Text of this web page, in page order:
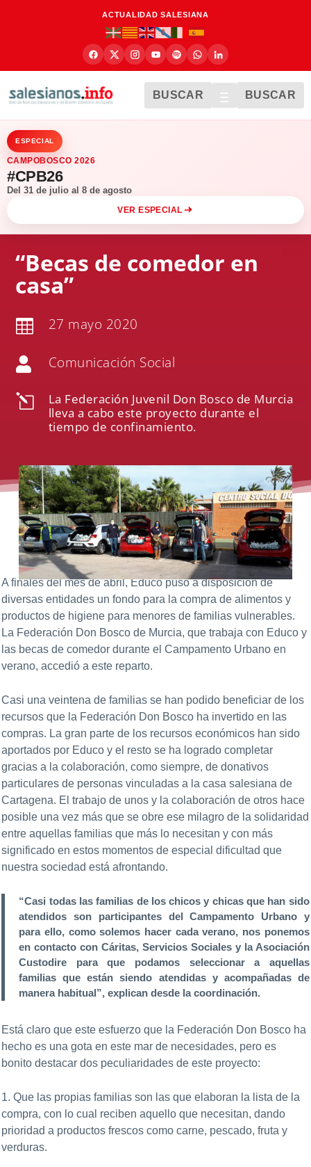
ACTUALIDAD SALESIANA
BUSCAR BUSCAR
ESPECIAL
CAMPOBOSCO 2026
#CPB26
Del 31 de julio al 8 de agosto
VER ESPECIAL
“Becas de comedor en
casa”
 27 mayo 2020
 Comunicación Social
l
La Federación Juvenil Don Bosco de Murcia
lleva a cabo este proyecto durante el
tiempo de confinamiento.
A finales del mes de abril, Educo puso a disposición de
diversas entidades un fondo para la compra de alimentos y
productos de higiene para menores de familias vulnerables.
La Federación Don Bosco de Murcia, que trabaja con Educo y
las becas de comedor durante el Campamento Urbano en
verano, accedió a este reparto.
Casi una veintena de familias se han podido beneficiar de los
recursos que la Federación Don Bosco ha invertido en las
compras. La gran parte de los recursos económicos han sido
aportados por Educo y el resto se ha logrado completar
gracias a la colaboración, como siempre, de donativos
particulares de personas vinculadas a la casa salesiana de
Cartagena. El trabajo de unos y la colaboración de otros hace
posible una vez más que se obre ese milagro de la solidaridad
entre aquellas familias que más lo necesitan y con más
significado en estos momentos de especial dificultad que
nuestra sociedad está afrontando.
“Casi todas las familias de los chicos y chicas que han sido
atendidos son participantes del Campamento Urbano y
para ello, como solemos hacer cada verano, nos ponemos
en contacto con Cáritas, Servicios Sociales y la Asociación
Custodire para que podamos seleccionar a aquellas
familias que están siendo atendidas y acompañadas de
manera habitual”, explican desde la coordinación.
Está claro que este esfuerzo que la Federación Don Bosco ha
hecho es una gota en este mar de necesidades, pero es
bonito destacar dos peculiaridades de este proyecto:
1. Que las propias familias son las que elaboran la lista de la
compra, con lo cual reciben aquello que necesitan, dando
prioridad a productos frescos como carne, pescado, fruta y
verduras.